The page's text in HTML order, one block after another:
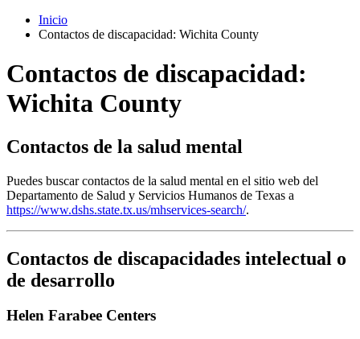
Inicio
Contactos de discapacidad: Wichita County
Contactos de discapacidad:
Wichita County
Contactos de la salud mental
Puedes buscar contactos de la salud mental en el sitio web del
Departamento de Salud y Servicios Humanos de Texas a
https://www.dshs.state.tx.us/mhservices-search/.
Contactos de discapacidades intelectual o
de desarrollo
Helen Farabee Centers